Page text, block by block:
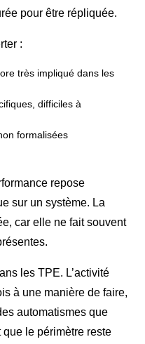
pour être répliquée.
:
très impliqué dans les
difficiles à
formalisées
repose
sur un système. La
car elle ne fait souvent
les TPE. L’activité
à une manière de faire,
automatismes que
que le périmètre reste